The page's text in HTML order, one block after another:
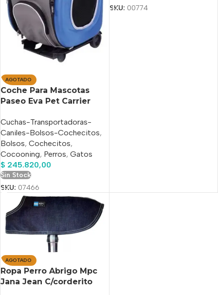
AGOTADO
Coche Para Mascotas
Paseo Eva Pet Carrier
Cuchas-Transportadoras-
Caniles-Bolsos-Cochecitos,
Bolsos, Cochecitos,
Cocooning, Perros, Gatos
$ 245.820,00
Sin Stock
SKU: 07466
SKU: 00774
AGOTADO
Ropa Perro Abrigo Mpc
Jana Jean C/corderito